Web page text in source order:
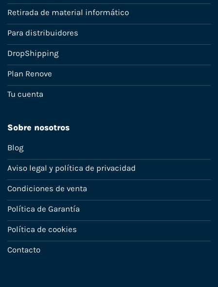
Retirada de material informático
Para distribuidores
DropShipping
Plan Renove
Tu cuenta
Sobre nosotros
Blog
Aviso legal y política de privacidad
Condiciones de venta
Política de Garantía
Política de cookies
Contacto